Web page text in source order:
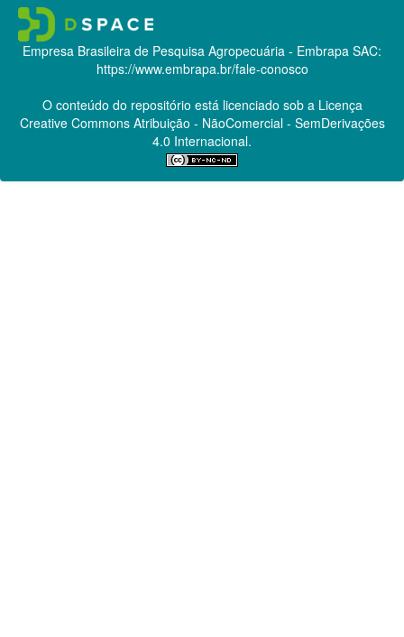
Empresa Brasileira de Pesquisa Agropecuária - Embrapa SAC:
https://www.embrapa.br/fale-conosco
O conteúdo do repositório está licenciado sob a Licença
Creative CommonsAtribuição - NãoComercial - SemDerivações
4.0 Internacional.